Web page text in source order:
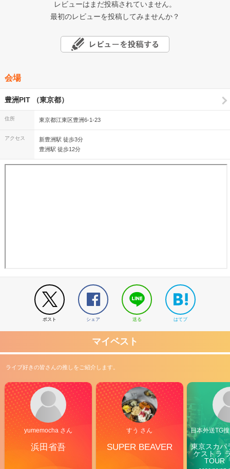
レビューはまだ投稿されていません。
最初のレビューを投稿してみませんか？
会場
豊洲PIT （東京都）
住所 東京都江東区豊洲6-1-23
アクセス
新豊洲駅 徒歩3分
豊洲駅 徒歩12分
ポスト シェア 送る はてブ
マイベスト
ライブ好きの皆さんの推しをご紹介します。
yumemocha さん
浜田省吾
すう さん
SUPER BEAVER
日本外送TG
東京スカパ
ケストラ
TOUR